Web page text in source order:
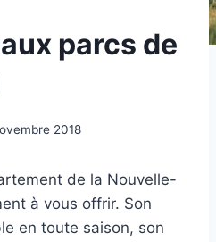
parcs de
2018
de la Nouvelle-
à vous offrir. Son
en toute saison, son